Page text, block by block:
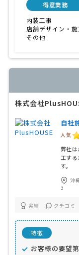
得意業務
内装工事
店舗デザイン・施
その他
株式会社
自社
人気
弊社
工す
す。
沖
3
実績 クチコミ
特徴
お客様の要望